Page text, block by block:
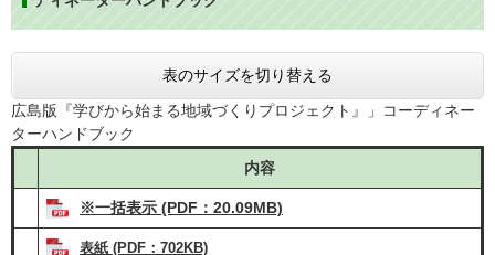
表のサイズを切り替える
広島版『学びから始まる地域づくりプロジェクト』」コーディネー
ターハンドブック
内容
※一括表示 (PDF：20.09MB)
表紙 (PDF：702KB)